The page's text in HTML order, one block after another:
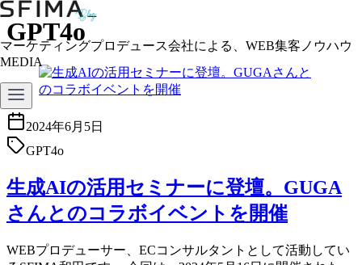
コ
ン
テ
ツ
へ
移
動
マーケティングプロデュース会社による、WEB集客ノウハウ
MEDIA
GPT4o
2024年6月5日
GPT4o
生成AIの活用セミナーに登壇。GUGA
さんとのコラボイベントを開催
WEBプロデューサー、ECコンサルタントとして活動してい